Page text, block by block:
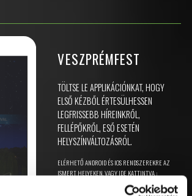
VESZPRÉMFEST
TÖLTSE LE APPLIKÁCIÓNKAT, HOGY
ELSŐ KÉZBŐL ÉRTESÜLHESSEN
LEGFRISSEBB HÍREINKRŐL,
FELLÉPŐKRŐL, ESŐ ESETÉN
HELYSZÍNVÁLTOZÁSRÓL.
ELÉRHETŐ ANDROID ÉS IOS RENDSZEREKRE AZ
ISMERT HELYEKEN, VAGY IDE KATTINTVA :